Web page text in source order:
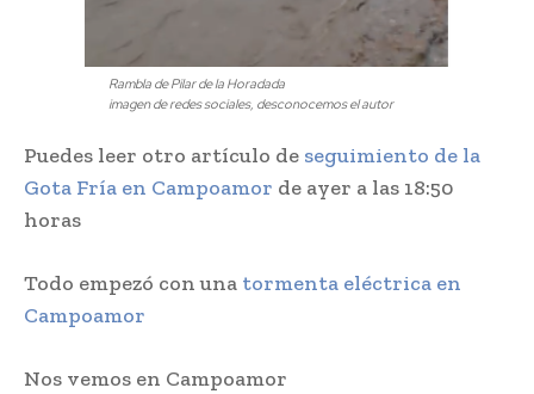
Rambla de Pilar de la Horadada
imagen de redes sociales, desconocemos el autor
Puedes leer otro artículo de seguimiento de la
Gota Fría en Campoamor de ayer a las 18:50
horas
Todo empezó con una tormenta eléctrica en
Campoamor
Nos vemos en Campoamor